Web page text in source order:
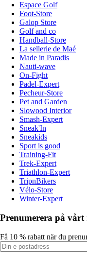
Espace Golf
Foot-Store
Galop Store
Golf and co
Handball-Store
La sellerie de Maé
Made in Paradis
Nauti-wave
On-Fight
Padel-Expert
Pecheur-Store
Pet and Garden
Slowood Interior
Smash-Expert
Sneak'In
Sneakids
Sport is good
Training-Fit
Trek-Expert
Triathlon-Expert
TripnBikers
Vélo-Store
Winter-Expert
Prenumerera på vårt
Få 10 % rabatt när du